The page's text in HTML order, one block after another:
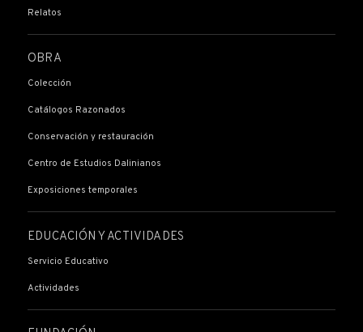
Relatos
OBRA
Colección
Catálogos Razonados
Conservación y restauración
Centro de Estudios Dalinianos
Exposiciones temporales
EDUCACIÓN Y ACTIVIDADES
Servicio Educativo
Actividades